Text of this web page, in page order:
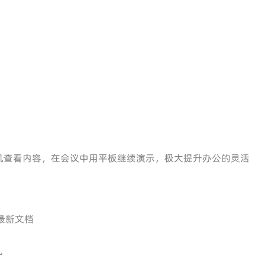
看内容，在会议中用平板继续演示，极大提升办公的灵活
新文档